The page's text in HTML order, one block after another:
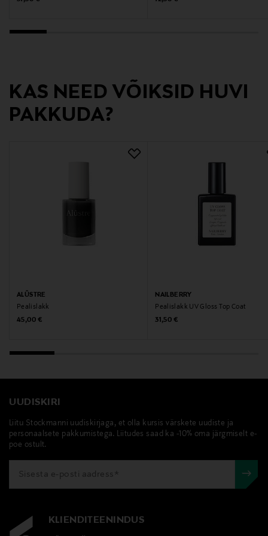
KAS NEED VÕIKSID HUVI
PAKKUDA?
ALÛSTRE
Pealislakk
Original Price
45,00 €
NAILBERRY
Pealislakk UV Gloss Top Coat
Original Price
31,50 €
UUDISKIRI
Liitu Stockmanni uudiskirjaga, et olla kursis värskete uudiste ja
personaalsete pakkumistega. Liitudes saad ka -10% oma järgmiselt e-
poe ostult.
KLIENDITEENINDUS